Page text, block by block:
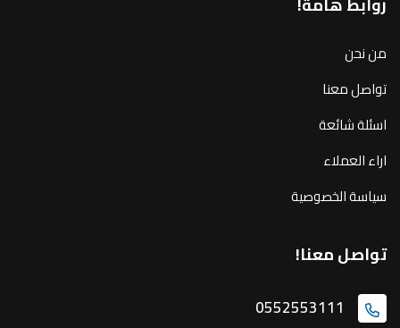
من نحن
تواصل معنا
اسئلة شائعة
اراء العملاء
سياسة الخصوصية
تواصل معنا!
0552553111